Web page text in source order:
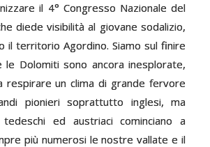
il 4° Congresso Nazionale del
diede visibilità al giovane sodalizio,
il territorio Agordino. Siamo sul finire
le Dolomiti sono ancora inesplorate,
respirare un clima di grande fervore
pionieri soprattutto inglesi, ma
ed austriaci cominciano a
più numerosi le nostre vallate e il